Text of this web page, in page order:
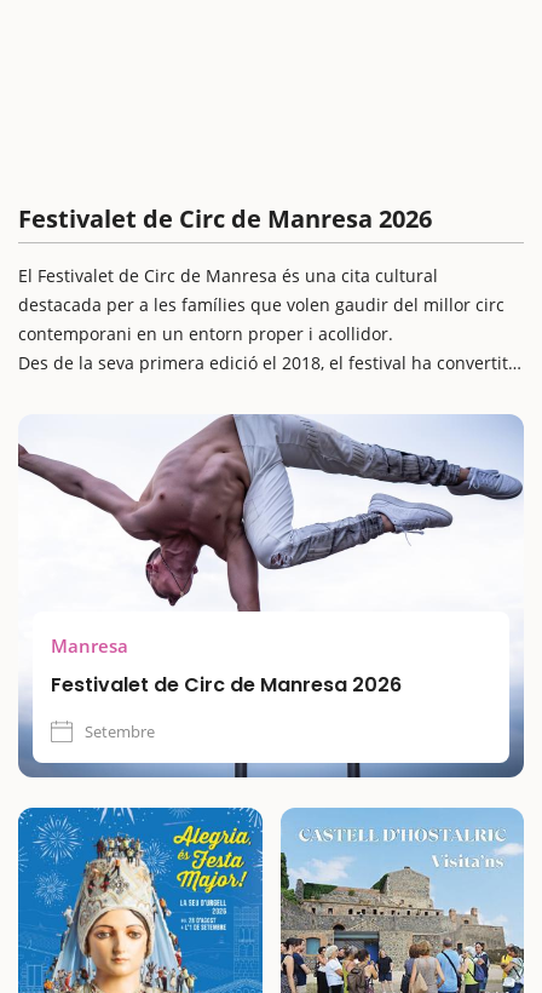
Festivalet de Circ de Manresa 2026
El Festivalet de Circ de Manresa és una cita cultural
destacada per a les famílies que volen gaudir del millor circ
contemporani en un entorn proper i acollidor.
Des de la seva primera edició el 2018, el festival ha convertit
sorprenents, tallers participatius i activitats pensades per a
totes les edats. La programació combina disciplines com
l’acrobàcia, els malabars, l’equilibrisme i el clown, amb
propostes accessibles i atractives per al públic familiar.
Amb espais repartits per la ciutat i una clara aposta per la
qualitat artística, el Festivalet és una molt bona excusa per fer
una escapada cultural amb nens i descobrir el circ actual des
Manresa
Festivalet de Circ de Manresa 2026
Setembre